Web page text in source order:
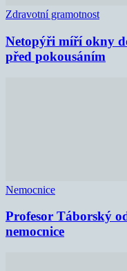
Zdravotní gramotnost
Netopýři míří okny
před pokousáním
Nemocnice
Profesor Táborský
nemocnice